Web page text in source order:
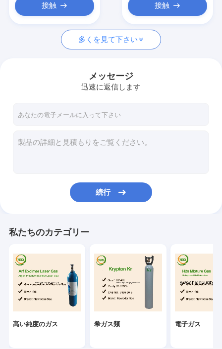
同位体ガス
専門のガス装置
接触 接触
多くを見て下さい
メッセージ
迅速に返信します
続行
私たちのカテゴリー
高い純度のガス 希ガス類 電子ガス